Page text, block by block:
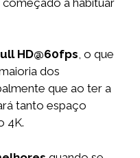
HD@60fps, o que
dos
que ao ter a
tanto espaço
4K.